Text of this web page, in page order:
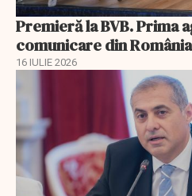
Premieră la BVB. Prima
comunicare din
16 IULIE 2026